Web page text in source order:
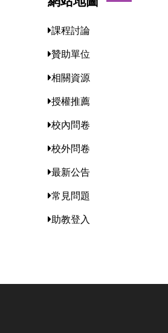
課程討論
贊助單位
相關資源
授權推薦
校內問卷
校外問卷
最新公告
常見問題
助教登入